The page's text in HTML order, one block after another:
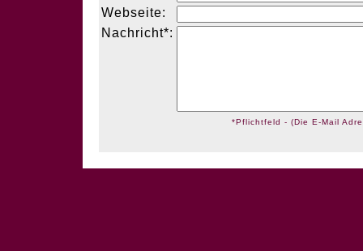
Webseite:
Nachricht*:
*Pflichtfeld - (Die E-Mail